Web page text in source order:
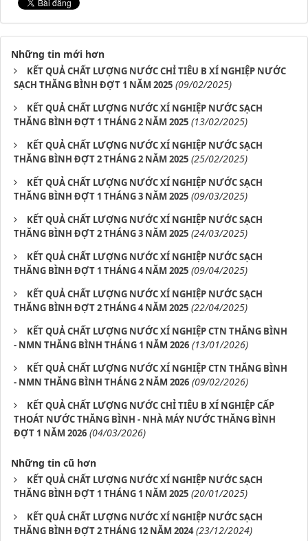
Những tin mới hơn
KẾT QUẢ CHẤT LƯỢNG NƯỚC CHỈ TIÊU B XÍ NGHIỆP NƯỚC
SẠCH THĂNG BÌNH ĐỢT 1 NĂM 2025 (09/02/2025)
KẾT QUẢ CHẤT LƯỢNG NƯỚC XÍ NGHIỆP NƯỚC SẠCH
THĂNG BÌNH ĐỢT 1 THÁNG 2 NĂM 2025 (13/02/2025)
KẾT QUẢ CHẤT LƯỢNG NƯỚC XÍ NGHIỆP NƯỚC SẠCH
THĂNG BÌNH ĐỢT 2 THÁNG 2 NĂM 2025 (25/02/2025)
KẾT QUẢ CHẤT LƯỢNG NƯỚC XÍ NGHIỆP NƯỚC SẠCH
THĂNG BÌNH ĐỢT 1 THÁNG 3 NĂM 2025 (09/03/2025)
KẾT QUẢ CHẤT LƯỢNG NƯỚC XÍ NGHIỆP NƯỚC SẠCH
THĂNG BÌNH ĐỢT 2 THÁNG 3 NĂM 2025 (24/03/2025)
KẾT QUẢ CHẤT LƯỢNG NƯỚC XÍ NGHIỆP NƯỚC SẠCH
THĂNG BÌNH ĐỢT 1 THÁNG 4 NĂM 2025 (09/04/2025)
KẾT QUẢ CHẤT LƯỢNG NƯỚC XÍ NGHIỆP NƯỚC SẠCH
THĂNG BÌNH ĐỢT 2 THÁNG 4 NĂM 2025 (22/04/2025)
KẾT QUẢ CHẤT LƯỢNG NƯỚC XÍ NGHIỆP CTN THĂNG BÌNH
- NMN THĂNG BÌNH THÁNG 1 NĂM 2026 (13/01/2026)
KẾT QUẢ CHẤT LƯỢNG NƯỚC XÍ NGHIỆP CTN THĂNG BÌNH
- NMN THĂNG BÌNH THÁNG 2 NĂM 2026 (09/02/2026)
KẾT QUẢ CHẤT LƯỢNG NƯỚC CHỈ TIÊU B XÍ NGHIỆP CẤP
THOÁT NƯỚC THĂNG BÌNH - NHÀ MÁY NƯỚC THĂNG BÌNH
ĐỢT 1 NĂM 2026 (04/03/2026)
Những tin cũ hơn
KẾT QUẢ CHẤT LƯỢNG NƯỚC XÍ NGHIỆP NƯỚC SẠCH
THĂNG BÌNH ĐỢT 1 THÁNG 1 NĂM 2025 (20/01/2025)
KẾT QUẢ CHẤT LƯỢNG NƯỚC XÍ NGHIỆP NƯỚC SẠCH
THĂNG BÌNH ĐỢT 2 THÁNG 12 NĂM 2024 (23/12/2024)